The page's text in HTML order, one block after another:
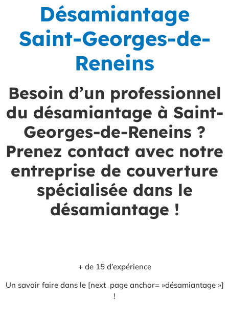
Désamiantage
Saint-Georges-de-
Reneins
Besoin d’un professionnel
du désamiantage à Saint-
Georges-de-Reneins ?
Prenez contact avec notre
entreprise de couverture
spécialisée dans le
désamiantage !
+ de 15 d’expérience
Un savoir faire dans le [next_page anchor= »désamiantage »]
!